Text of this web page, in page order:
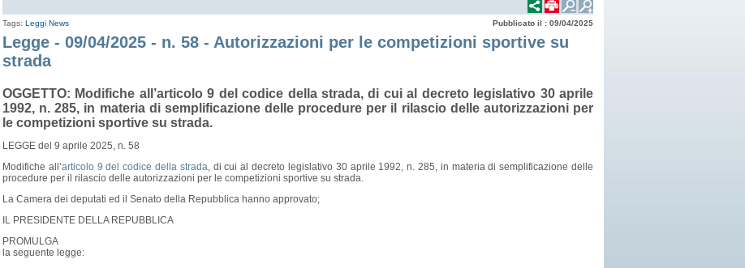
Pubblicato il : 09/04/2025
Tags: Leggi News
Legge - 09/04/2025 - n. 58 - Autorizzazioni per le competizioni sportive su
strada
OGGETTO: Modifiche all’articolo 9 del codice della strada, di cui al decreto legislativo 30 aprile
1992, n. 285, in materia di semplificazione delle procedure per il rilascio delle autorizzazioni per
le competizioni sportive su strada.
LEGGE del 9 aprile 2025, n. 58
Modifiche all’articolo 9 del codice della strada, di cui al decreto legislativo 30 aprile 1992, n. 285, in materia di semplificazione delle
procedure per il rilascio delle autorizzazioni per le competizioni sportive su strada.
La Camera dei deputati ed il Senato della Repubblica hanno approvato;
IL PRESIDENTE DELLA REPUBBLICA
PROMULGA
la seguente legge: